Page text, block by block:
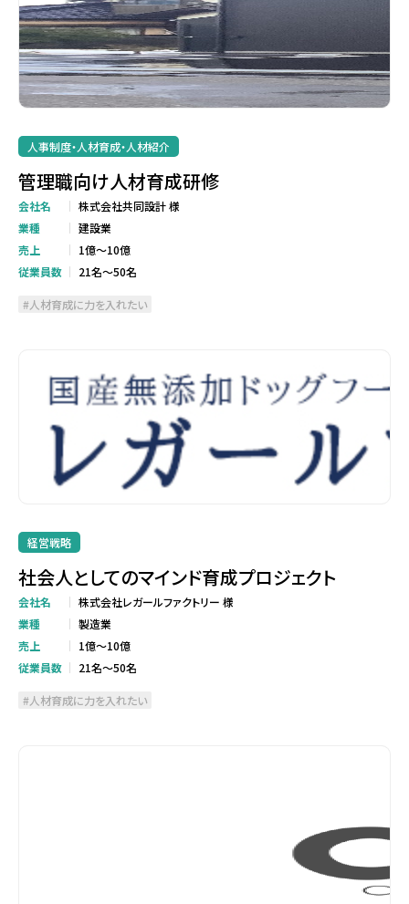
人事制度・人材育成・人材紹介
管理職向け人材育成研修
会社名
株式会社共同設計 様
業種
建設業
売上
1億～10億
従業員数
21名～50名
人材育成に力を入れたい
経営戦略
社会人としてのマインド育成プロジェクト
会社名
株式会社レガールファクトリー 様
業種
製造業
売上
1億～10億
従業員数
21名～50名
人材育成に力を入れたい